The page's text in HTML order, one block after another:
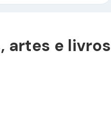
artes e livros